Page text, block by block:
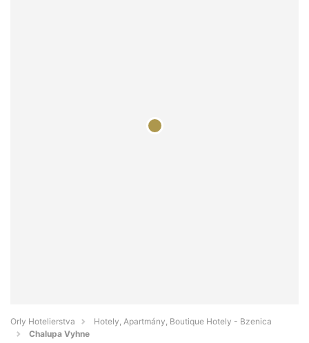
Orly Hotelierstva
Hotely, Apartmány, Boutique Hotely - Bzenica
Chalupa Vyhne